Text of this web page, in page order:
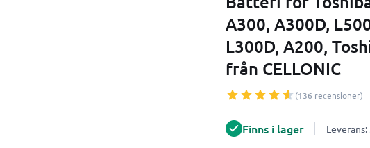
A300, A300D,
L300D, A200,
från CELLONIC
(136 recensioner)
Finns i lager